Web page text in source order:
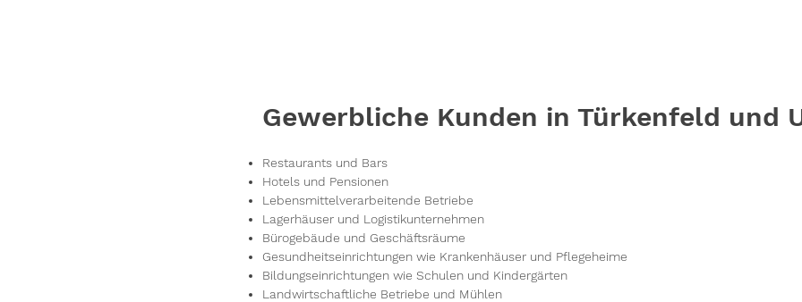
Gewerbliche Kunden in Türkenfeld und
Restaurants und Bars
Hotels und Pensionen
Lebensmittelverarbeitende Betriebe
Lagerhäuser und Logistikunternehmen
Bürogebäude und Geschäftsräume
Gesundheitseinrichtungen wie Krankenhäuser und Pflegeheime
Bildungseinrichtungen wie Schulen und Kindergärten
Landwirtschaftliche Betriebe und Mühlen